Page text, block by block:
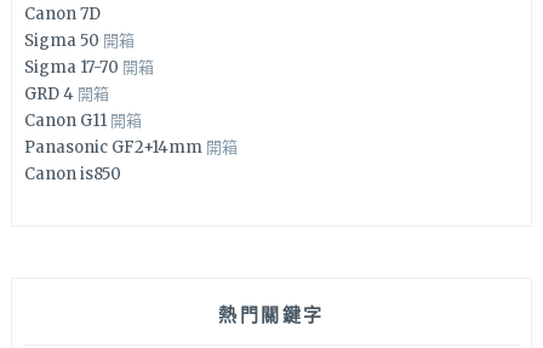
Canon 7D
Sigma 50 開箱
Sigma 17-70 開箱
GRD 4 開箱
Canon G11 開箱
Panasonic GF2+14mm 開箱
Canon is850
熱門關鍵字